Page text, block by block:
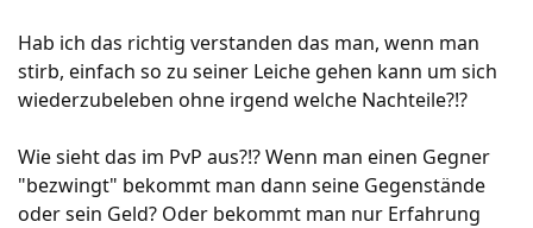
e
r
Hab ich das richtig verstanden das man, wenn man
stirb, einfach so zu seiner Leiche gehen kann um sich
wiederzubeleben ohne irgend welche Nachteile?!?
Wie sieht das im PvP aus?!? Wenn man einen Gegner
"bezwingt" bekommt man dann seine Gegenstände
oder sein Geld? Oder bekommt man nur Erfahrung